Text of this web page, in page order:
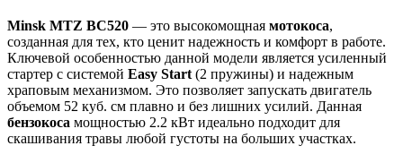
Minsk MTZ BC520 — это высокомощная мотокоса,
созданная для тех, кто ценит надежность и комфорт в работе.
Ключевой особенностью данной модели является усиленный
стартер с системой Easy Start (2 пружины) и надежным
храповым механизмом. Это позволяет запускать двигатель
объемом 52 куб. см плавно и без лишних усилий. Данная
бензокоса мощностью 2.2 кВт идеально подходит для
скашивания травы любой густоты на больших участках.